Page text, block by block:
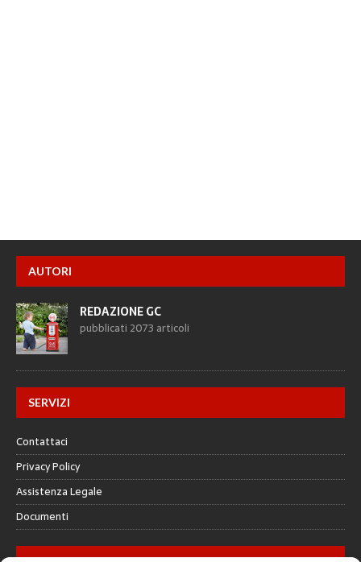
AUTORI
REDAZIONE GC
pubblicati 2073 articoli
SERVIZI
Contattaci
Privacy Policy
Assistenza Legale
Documenti